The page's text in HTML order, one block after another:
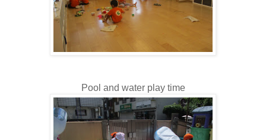
Pool and water play time